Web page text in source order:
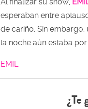
esperaban entre
de cariño. Sin
la noche aún estaba por
EMIL
¿Te